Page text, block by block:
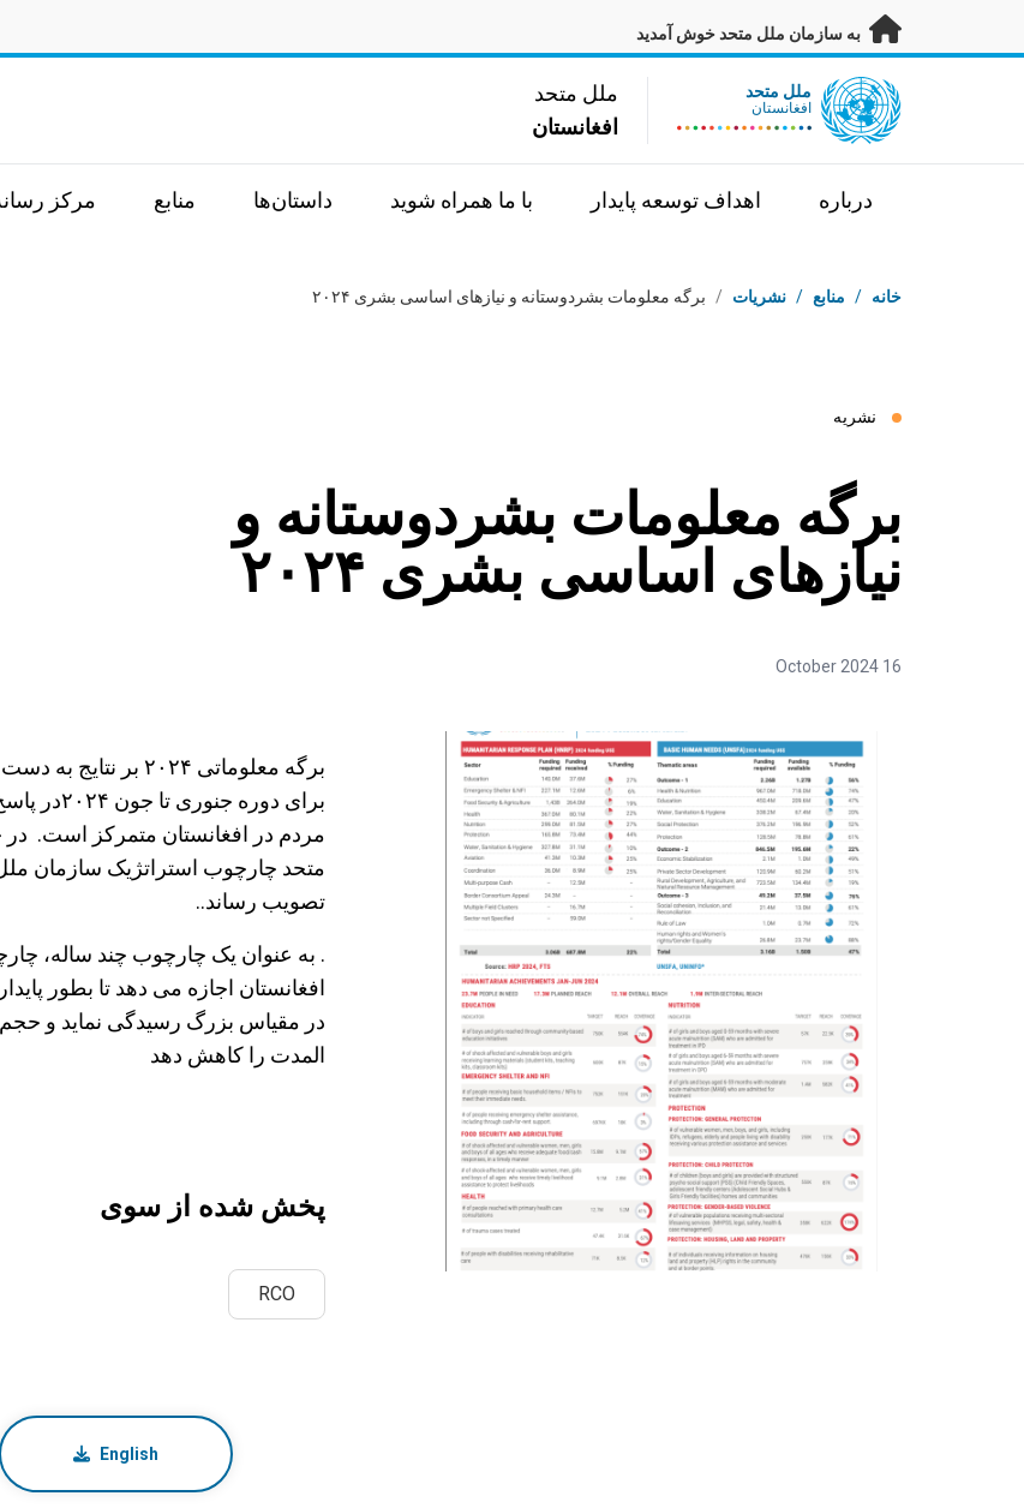
به محتوای اصلی بروید
به سازمان ملل متحد خوش آمدید
UN Logo ملل متحد
افغانستان
ملل متحد
افغانستان
درباره اهداف توسعه پایدار با ما همراه شوید داستان‌ها منابع مرکز
بردکرامب
خانه / منابع / نشریات / برگه معلومات بشردوستانه و نیازهای اساسی بشری ۲۰۲۴
نشریه
برگه معلومات بشردوستانه و
نیازهای اساسی بشری ۲۰۲۴
16 October 2024
برگه معلوماتی ۲۰۲۴
برای
تصویب رساند..
. به عنوان یک چارچوب چند ساله،
افغانستان اجازه می دهد تا بطور
در مقیاس بزرگ رسیدگی نماید و
المدت را کاهش دهد
پخش شده از سوی
RCO
English